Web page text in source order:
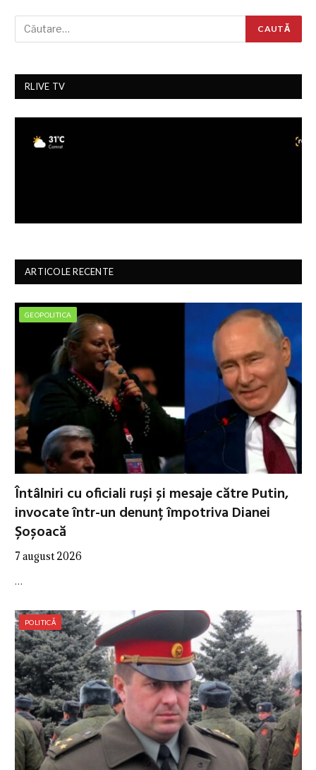
RLIVE TV
ARTICOLE RECENTE
GEOPOLITICA
Întâlniri cu oficiali ruși și mesaje către Putin,
invocate într-un denunț împotriva Dianei
Șoșoacă
7 august 2026
…
POLITICĂ